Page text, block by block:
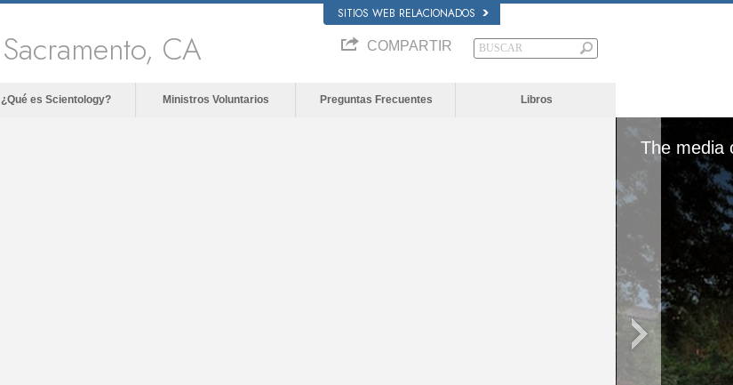
SITIOS WEB RELACIONADOS
Sacramento, CA COMPARTIR
¿Qué es Scientology? Ministros Voluntarios Preguntas Frecuentes Libros
The media could not be loaded, either because the server or network failed